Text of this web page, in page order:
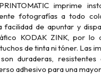
imprime
fotografías a todo
facilidad de apuntar y
KODAK ZINK, por lo
de tinta ni tóner. Las
duraderas,
adhesivo para una